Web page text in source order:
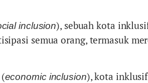
inclusion), sebuah kota
semua orang, termasuk
economic inclusion), kota